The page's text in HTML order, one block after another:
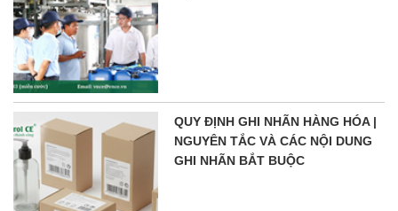
QUY ĐỊNH GHI NHÃN HÀNG HÓA |
NGUYÊN TẮC VÀ CÁC NỘI DUNG
GHI NHÃN BẮT BUỘC